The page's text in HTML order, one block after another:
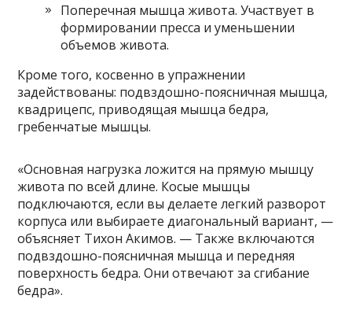
Поперечная мышца живота. Участвует в
формировании пресса и уменьшении
объемов живота.
Кроме того, косвенно в упражнении
задействованы: подвздошно-поясничная мышца,
квадрицепс, приводящая мышца бедра,
гребенчатые мышцы.
«Основная нагрузка ложится на прямую мышцу
живота по всей длине. Косые мышцы
подключаются, если вы делаете легкий разворот
корпуса или выбираете диагональный вариант, —
объясняет Тихон Акимов. — Также включаются
подвздошно-поясничная мышца и передняя
поверхность бедра. Они отвечают за сгибание
бедра».